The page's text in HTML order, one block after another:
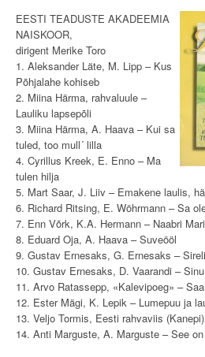
EESTI TEADUSTE AKADEEMIA
NAISKOOR,
dirigent Merike Toro
1. Aleksander Läte, M. Lipp – Kus
Põhjalahe kohiseb
2. Miina Härma, rahvaluule –
Lauliku lapsepõli
3. Miina Härma, A. Haava – Kui sa
tuled, too mull´ lilla
4. Cyrillus Kreek, E. Enno – Ma
tulen hilja
5. Mart Saar, J. Liiv – Emakene laulis,
6. Richard Ritsing, E. Wöhrmann – Sa
7. Enn Võrk, K.A. Hermann – Naabri Mari
8. Eduard Oja, A. Haava – Suveööl
9. Gustav Ernesaks, G. Ernesaks –
10. Gustav Ernesaks, D. Vaarandi –
11. Arvo Ratassepp, «Kalevipoeg» –
12. Ester Mägi, K. Lepik – Lumepuu ja
13. Veljo Tormis, Eesti rahvaviis
14. Anti Marguste, A. Marguste – See